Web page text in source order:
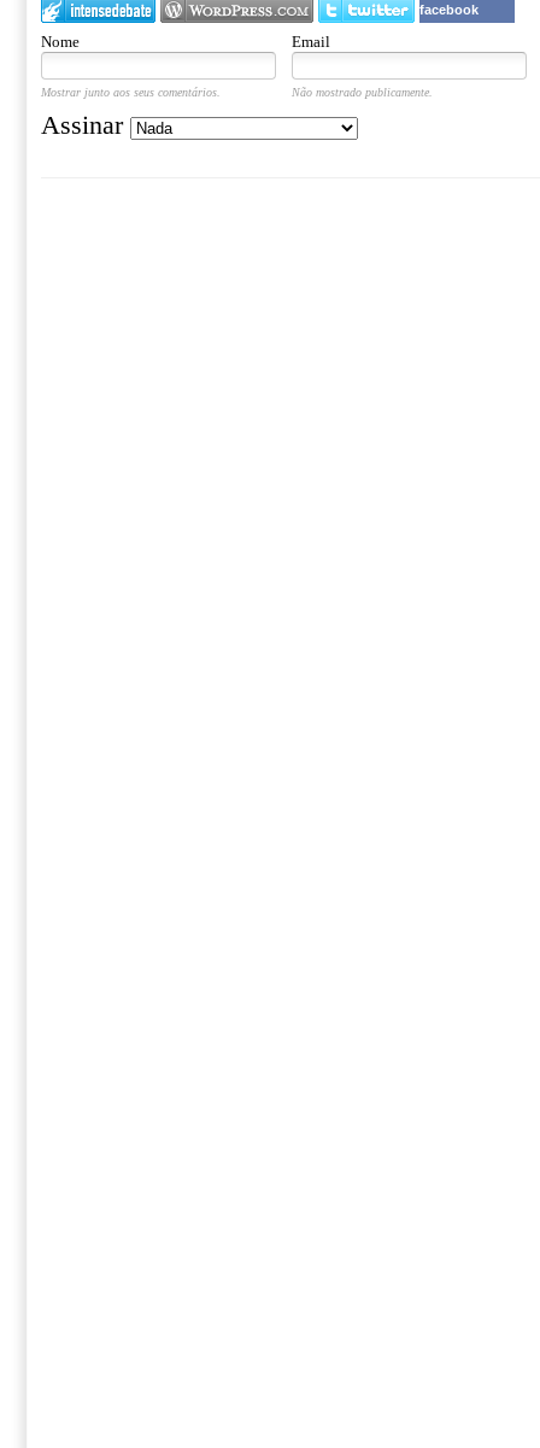
facebook
Nome Email
Mostrar junto aos seus comentários. Não mostrado publicamente.
Assinar